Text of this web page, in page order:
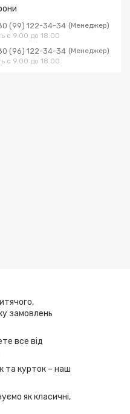
(99) 122-34-34
Менеджер
с 9.00 до 18.00
(96) 122-34-34
Менеджер
с 9.00 до 18.00
замовлень
все від
та курток – наш
як класичні,